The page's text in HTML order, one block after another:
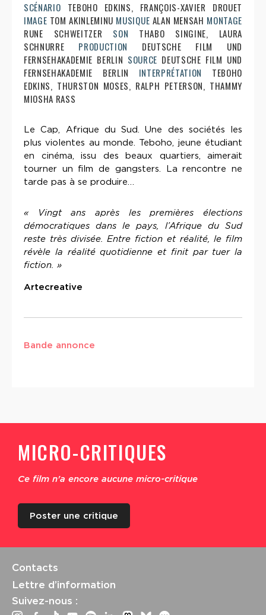
SCÉNARIO TEBOHO EDKINS, FRANÇOIS-XAVIER DROUET
IMAGE TOM AKINLEMINU MUSIQUE ALAN MENSAH MONTAGE
RUNE SCHWEITZER SON THABO SINGINE, LAURA
SCHNURRE PRODUCTION DEUTSCHE FILM UND
FERNSEHAKADEMIE BERLIN SOURCE DEUTSCHE FILM UND
FERNSEHAKADEMIE BERLIN INTERPRÉTATION
TEBOHO
EDKINS, THURSTON MOSES, RALPH PETERSON, THAMMY
MIOSHA RASS
Le Cap, Afrique du Sud. Une des sociétés les
plus violentes au monde. Teboho, jeune étudiant
en cinéma, issu des beaux quartiers, aimerait
tourner un film de gangsters. La rencontre ne
tarde pas à se produire…
« Vingt ans après les premières élections
démocratiques dans le pays, l’Afrique du Sud
reste très divisée. Entre fiction et réalité, le film
révèle la réalité quotidienne et finit par tuer la
fiction. »
Artecreative
Bande annonce
MICRO-CRITIQUES
Ce film n'a encore aucune micro-critique
Poster une critique
Contacts
Lettre d’information
Suivez-nous :